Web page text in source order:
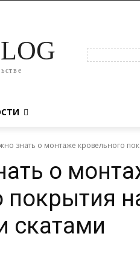
знать о монтаже кровельного
о
покрытия
скатами